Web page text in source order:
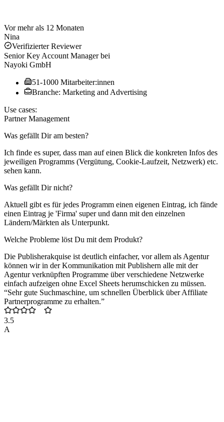
Vor mehr als 12 Monaten
Nina
Verifizierter Reviewer
Senior Key Account Managerbei
Nayoki GmbH
51-1000 Mitarbeiter:innen
Branche: Marketing and Advertising
Use cases:
Partner Management
Was gefällt Dir am besten?
Ich finde es super, dass man auf einen Blick die konkreten Infos des
jeweiligen Programms (Vergütung, Cookie-Laufzeit, Netzwerk) etc.
sehen kann.
Was gefällt Dir nicht?
Aktuell gibt es für jedes Programm einen eigenen Eintrag, ich fände
einen Eintrag je 'Firma' super und dann mit den einzelnen
Ländern/Märkten als Unterpunkt.
Welche Probleme löst Du mit dem Produkt?
Die Publisherakquise ist deutlich einfacher, vor allem als Agentur
können wir in der Kommunikation mit Publishern alle mit der
Agentur verknüpften Programme über verschiedene Netzwerke
einfach aufzeigen ohne Excel Sheets herumschicken zu müssen.
“Sehr gute Suchmaschine, um schnellen Überblick über Affiliate
Partnerprogramme zu erhalten.”
3.5
A